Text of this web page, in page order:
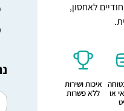
לאחסון,
או
איכות ושירות
ללא פשרות